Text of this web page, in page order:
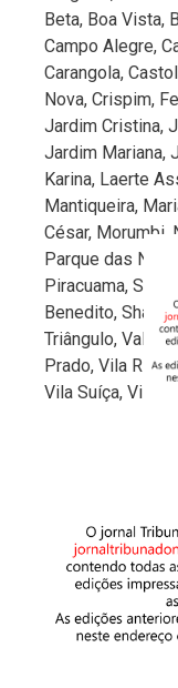
Beta, Boa Vista,
Campo Alegre,
Carangola,
Nova, Crispim,
Jardim Cristina,
Jardim Mariana,
Karina, Laerte
Mantiqueira,
César, Morumbi,
Parque das
Piracuama,
Benedito,
Triângulo, Vale
Prado, Vila Rica,
Vila Suíça, Vila